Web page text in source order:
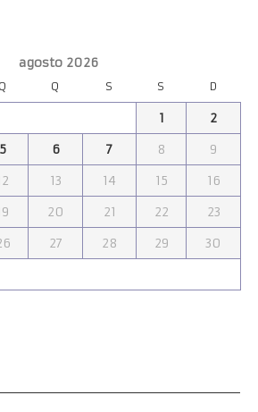
agosto 2026
Q Q S S D
1
2
5 6 7 8
9
13 14 15
16
20 21 22
23
27 28 29
30